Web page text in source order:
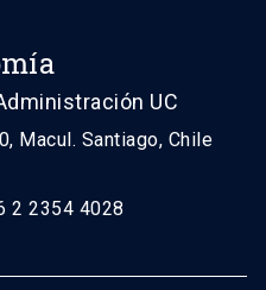
UC
Macul. Santiago, Chile
2 2354 4028